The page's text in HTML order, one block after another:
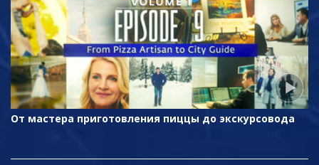
От мастера приготовления пиццы до экскурсовода